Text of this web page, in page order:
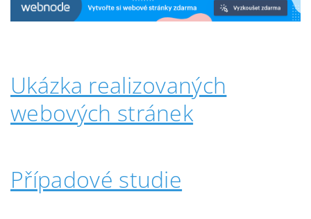
Ukázka realizovaných
webových stránek
Případové studie